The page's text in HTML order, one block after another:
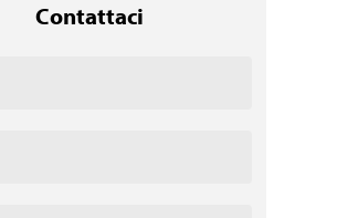
Contattaci